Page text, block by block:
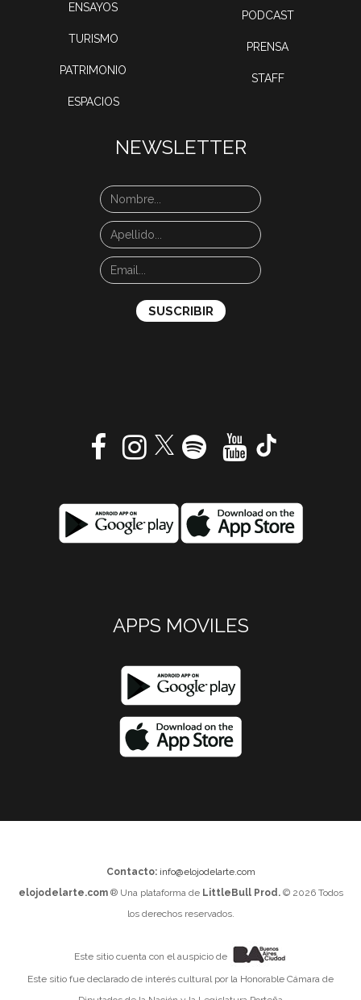
ENSAYOS
TURISMO
PATRIMONIO
ESPACIOS
PODCAST
PRENSA
STAFF
NEWSLETTER
APPS MOVILES
Contacto: info@elojodelarte.com
elojodelarte.com® Una plataforma de LittleBull Prod.© 2026 Todos
los derechos reservados.
Este sitio cuenta con el auspicio de
Este sitio fue declarado de interés cultural por la Honorable Cámara de